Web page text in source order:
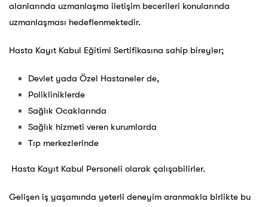
alanlarında uzmanlaşma iletişim becerileri konularında
uzmanlaşması hedeflenmektedir.
Hasta Kayıt Kabul Eğitimi Sertifikasına sahip bireyler;
Devlet yada Özel Hastaneler de,
Polikliniklerde
Sağlık Ocaklarında
Sağlık hizmeti veren kurumlarda
Tıp merkezlerinde
Hasta Kayıt Kabul Personeli olarak çalışabilirler.
Gelişen iş yaşamında yeterli deneyim aranmakla birlikte bu